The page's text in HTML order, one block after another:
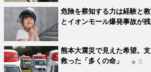
危険を察知する力は経験と
とイオンモール爆発事故が残
熊本大震災で見えた希望。
救った「多くの命」
★ 0